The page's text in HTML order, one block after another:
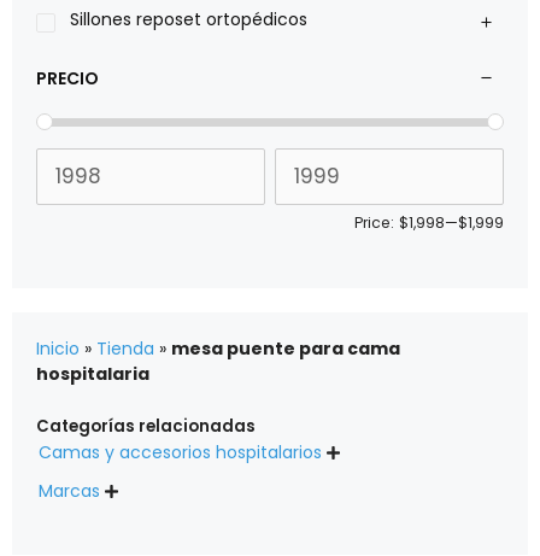
Sillones reposet ortopédicos
PRECIO
Price: $1,998—$1,999
Inicio » Tienda » mesa puente para cama
hospitalaria
Categorías relacionadas
Camas y accesorios hospitalarios 
Marcas 